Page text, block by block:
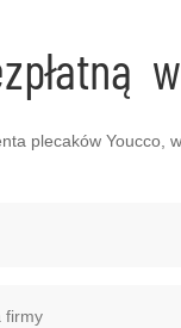
plecaków Youcco,
firmy